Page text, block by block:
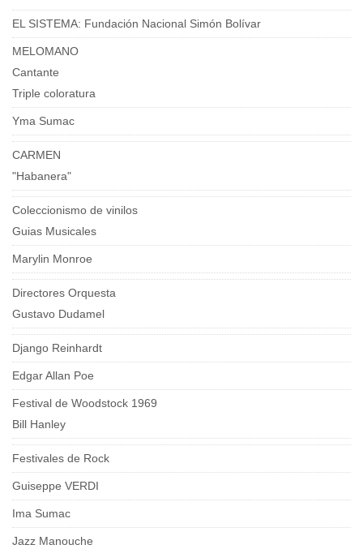
EL SISTEMA: Fundación Nacional Simón Bolívar
MELOMANO
Cantante
Triple coloratura
Yma Sumac
CARMEN
"Habanera"
Coleccionismo de vinilos
Guias Musicales
Marylin Monroe
Directores Orquesta
Gustavo Dudamel
Django Reinhardt
Edgar Allan Poe
Festival de Woodstock 1969
Bill Hanley
Festivales de Rock
Guiseppe VERDI
Ima Sumac
Jazz Manouche